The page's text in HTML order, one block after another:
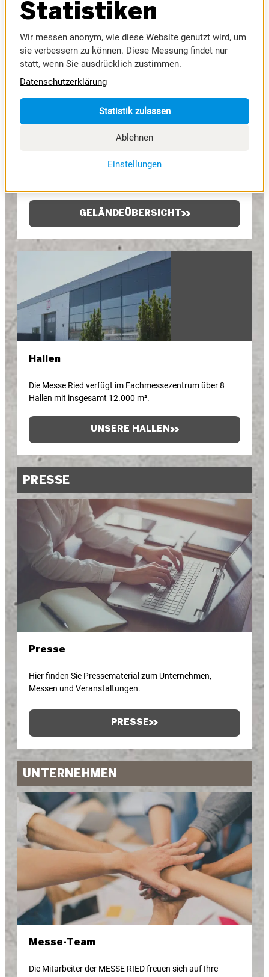
Das Messegelände bietet optimale Möglichkeiten für
GELÄNDEÜBERSICHT
Hallen
Die Messe Ried verfügt im Fachmessezentrum über 8
Hallen mit insgesamt 12.000 m².
UNSERE HALLEN
PRESSE
Presse
Hier finden Sie Pressematerial zum Unternehmen,
Messen und Veranstaltungen.
PRESSE
UNTERNEHMEN
Messe-Team
Die Mitarbeiter der MESSE RIED freuen sich auf Ihre
Statistiken
Wir messen anonym, wie diese Website genutzt wird, um
sie verbessern zu können. Diese Messung findet nur
statt, wenn Sie ausdrücklich zustimmen.
Datenschutzerklärung
Statistik zulassen
Ablehnen
Einstellungen